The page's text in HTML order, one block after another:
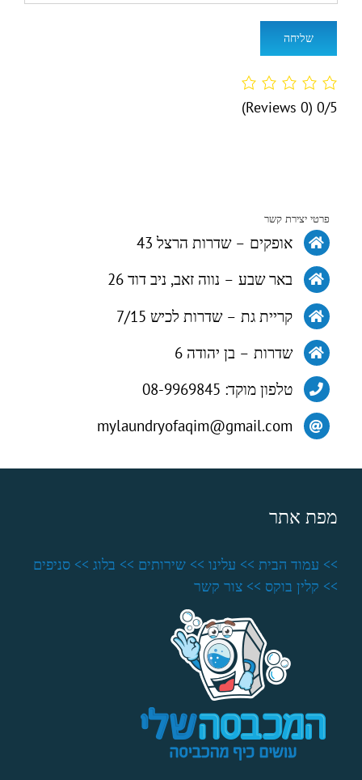
0/5
(0 Reviews)
פרטי יצירת קשר
אופקים – שדרות הרצל 43
באר שבע – נווה זאב, ניב דוד 26
קריית גת – שדרות לכיש 7/15
שדרות – בן יהודה 6
טלפון מוקד: 08-9969845
mylaundryofaqim@gmail.com
מפת אתר
>> עמוד הבית >> עלינו >> שירותים >> בלוג >> סניפים
>> קלין בוקס >> צור קשר